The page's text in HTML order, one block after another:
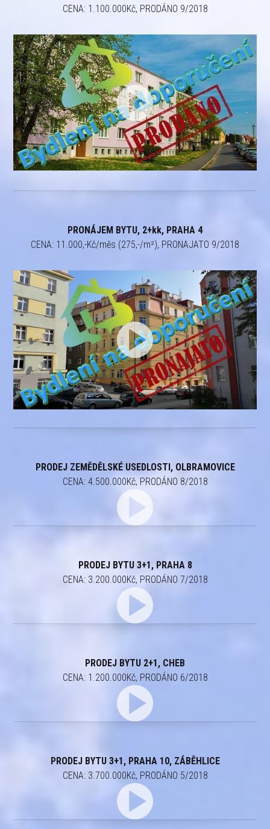
CENA: 1.100.000Kč, PRODÁNO 9/2018
PRONÁJEM BYTU, 2+kk, PRAHA 4
CENA: 11.000,-Kč/měs (275,-/m²), PRONAJATO 9/2018
PRODEJ ZEMĚDĚLSKÉ USEDLOSTI, OLBRAMOVICE
CENA: 4.500.000Kč, PRODÁNO 8/2018
PRODEJ BYTU 3+1, PRAHA 8
CENA: 3.200.000Kč, PRODÁNO 7/2018
PRODEJ BYTU 2+1, CHEB
CENA: 1.200.000Kč, PRODÁNO 6/2018
PRODEJ BYTU 3+1, PRAHA 10, ZÁBĚHLICE
CENA: 3.700.000Kč, PRODÁNO 5/2018